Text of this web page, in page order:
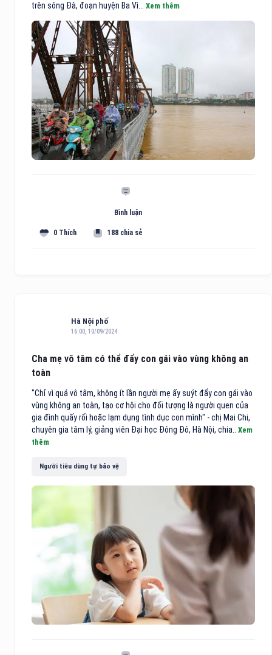
trên sông Đà, đoạn huyện Ba Vì... Xem thêm
Bình luận
0 Thích 188 chia sẻ
Hà Nội phố
16:00, 10/09/2024
Cha mẹ vô tâm có thể đẩy con gái vào vùng không an
toàn
"Chỉ vì quá vô tâm, không ít lần người mẹ ấy suýt đẩy con gái vào
vùng không an toàn, tạo cơ hội cho đối tượng là người quen của
gia đình quấy rối hoặc lạm dụng tình dục con mình" - chị Mai Chi,
chuyên gia tâm lý, giảng viên Đại học Đông Đô, Hà Nội, chia.. Xem
thêm
Người tiêu dùng tự bảo vệ